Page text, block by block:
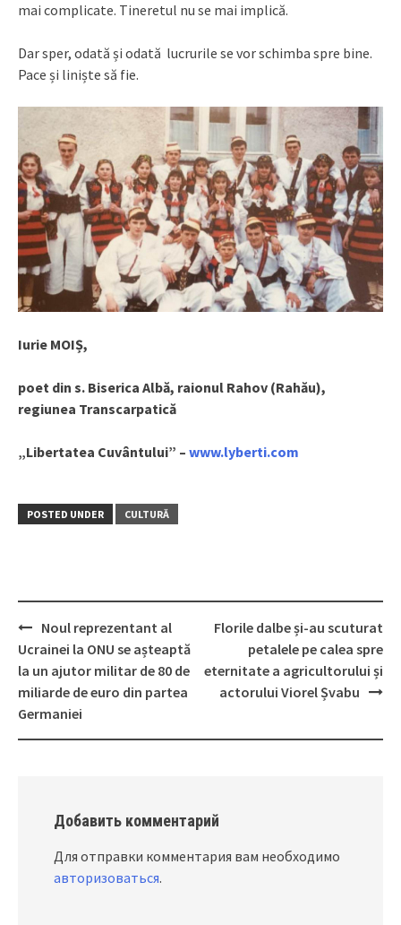
mai complicate. Tineretul nu se mai implică.
Dar sper, odată și odată lucrurile se vor schimba spre bine.
Pace și liniște să fie.
Iurie MOIȘ,
poet din s. Biserica Albă, raionul Rahov (Rahău),
regiunea Transcarpatică
„Libertatea Cuvântului” – www.lyberti.com
POSTED UNDER CULTURĂ
Post
navigation
Noul reprezentant al
Ucrainei la ONU se așteaptă
la un ajutor militar de 80 de
miliarde de euro din partea
Germaniei
Florile dalbe și-au scuturat
petalele pe calea spre
eternitate a agricultorului și
actorului Viorel Șvabu
Добавить комментарий
Для отправки комментария вам необходимо
авторизоваться.